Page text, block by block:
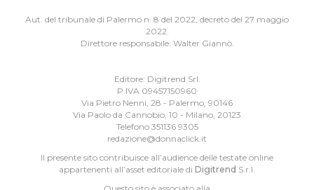
Aut. del tribunale di Palermo n. 8 del 2022, decreto del 27 maggio
2022.
Direttore responsabile: Walter Giannò.
Editore: Digitrend Srl.
P.IVA 09457150960
Via Pietro Nenni, 28 - Palermo, 90146
Via Paolo da Cannobio, 10 - Milano, 20123
Telefono 351136 9305
redazione@donnaclick.it
Il presente sito contribuisce all’audience delle testate online
appartenenti all’asset editoriale di Digitrend S.r.l.